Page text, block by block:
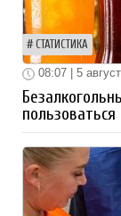
СТАТИСТИКА
08:07 | 5